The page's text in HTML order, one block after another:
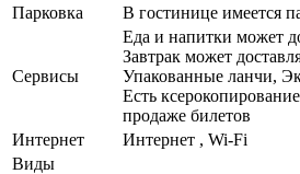
Парковка
В гостинице имеется
Сервисы
Еда и напитки может
Завтрак может
Упакованные ланчи,
Есть
продаже билетов
Интернет
Интернет , Wi-Fi
Виды